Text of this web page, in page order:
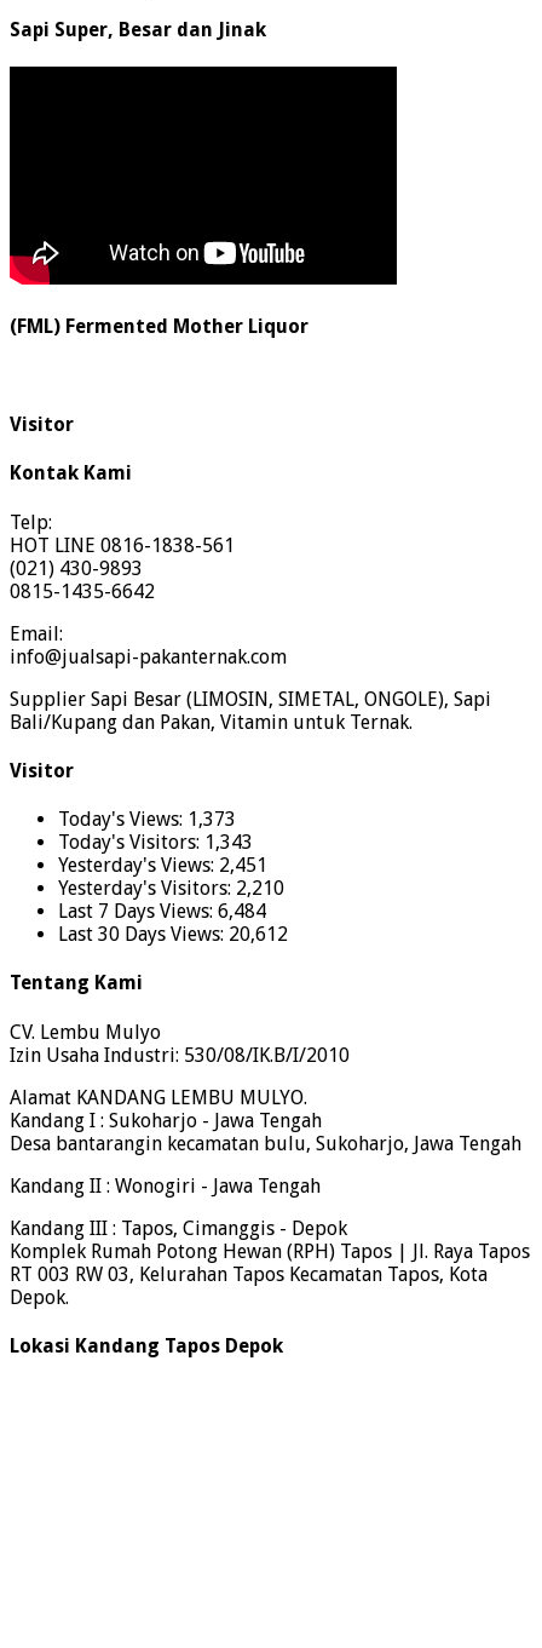
Sapi Super, Besar dan Jinak
(FML) Fermented Mother Liquor
Visitor
Kontak Kami
Telp:
HOT LINE 0816-1838-561
(021) 430-9893
0815-1435-6642
Email:
info@jualsapi-pakanternak.com
Supplier Sapi Besar (LIMOSIN, SIMETAL, ONGOLE), Sapi
Bali/Kupang dan Pakan, Vitamin untuk Ternak.
Visitor
Today's Views: 1,373
Today's Visitors: 1,343
Yesterday's Views: 2,451
Yesterday's Visitors: 2,210
Last 7 Days Views: 6,484
Last 30 Days Views: 20,612
Tentang Kami
CV. Lembu Mulyo
Izin Usaha Industri: 530/08/IK.B/I/2010
Alamat KANDANG LEMBU MULYO.
Kandang I : Sukoharjo - Jawa Tengah
Desa bantarangin kecamatan bulu, Sukoharjo, Jawa Tengah
Kandang II : Wonogiri - Jawa Tengah
Kandang III : Tapos, Cimanggis - Depok
Komplek Rumah Potong Hewan (RPH) Tapos | Jl. Raya Tapos
RT 003 RW 03, Kelurahan Tapos Kecamatan Tapos, Kota
Depok.
Lokasi Kandang Tapos Depok